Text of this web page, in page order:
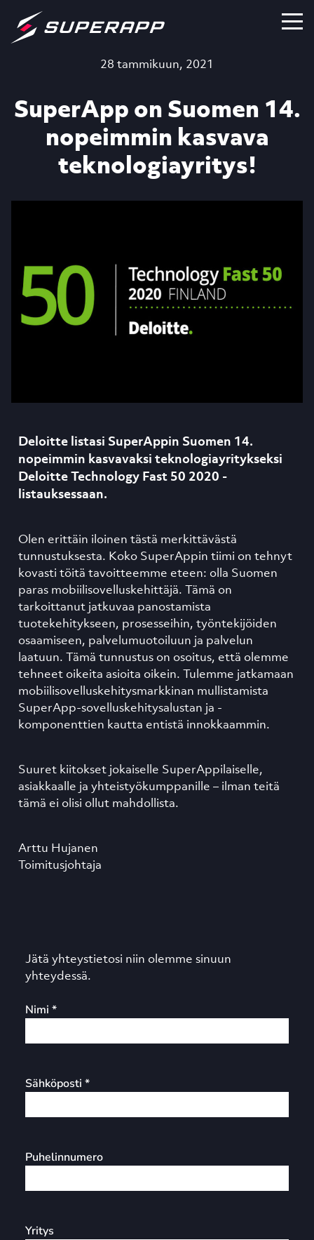
28 tammikuun, 2021
SuperApp on Suomen 14.
nopeimmin kasvava
teknologiayritys!
Deloitte listasi SuperAppin Suomen 14.
nopeimmin kasvavaksi teknologiayritykseksi
Deloitte Technology Fast 50 2020 -
listauksessaan.
Olen erittäin iloinen tästä merkittävästä
tunnustuksesta. Koko SuperAppin tiimi on tehnyt
kovasti töitä tavoitteemme eteen: olla Suomen
paras mobiilisovelluskehittäjä. Tämä on
tarkoittanut jatkuvaa panostamista
tuotekehitykseen, prosesseihin, työntekijöiden
osaamiseen, palvelumuotoiluun ja palvelun
laatuun. Tämä tunnustus on osoitus, että olemme
tehneet oikeita asioita oikein. Tulemme jatkamaan
mobiilisovelluskehitysmarkkinan mullistamista
SuperApp-sovelluskehitysalustan ja -
komponenttien kautta entistä innokkaammin.
Suuret kiitokset jokaiselle SuperAppilaiselle,
asiakkaalle ja yhteistyökumppanille – ilman teitä
tämä ei olisi ollut mahdollista.
Arttu Hujanen
Toimitusjohtaja
Jätä yhteystietosi niin olemme sinuun
yhteydessä.
Nimi *
Sähköposti *
Puhelinnumero
Yritys